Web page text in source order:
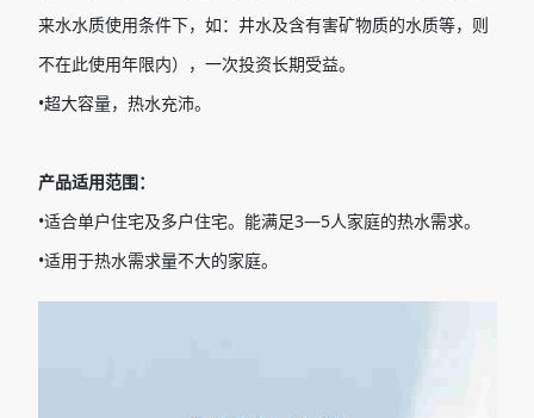
来水水质使用条件下，如：井水及含有害矿物质的水质等，则
不在此使用年限内），一次投资长期受益。
•超大容量，热水充沛。
产品适用范围：
•适合单户住宅及多户住宅。能满足3—5人家庭的热水需求。
•适用于热水需求量不大的家庭。